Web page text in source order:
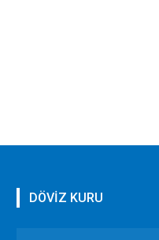
DÖVİZ KURU